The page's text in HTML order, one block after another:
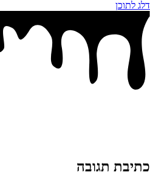
דלג לתוכן
כתיבת תגובה